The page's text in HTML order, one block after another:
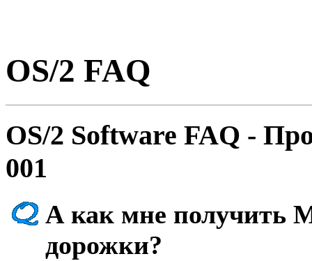
OS/2 FAQ
OS/2 Software FAQ -
001
А как мне получить
доpожки?